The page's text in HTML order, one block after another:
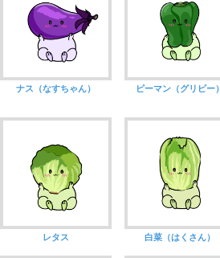
ナス（なすちゃん） ピーマン（グリピー）
レタス 白菜（はくさん）